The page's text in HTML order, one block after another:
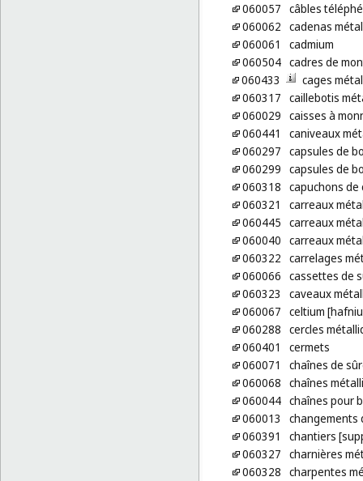
060057 câbles
060062 cadenas
060061
cadmium
060504 cadres de
060433
cages
060317 caillebotis
060029 caisses à
060441
caniveaux
060297 capsules de
060299 capsules de
060318 capuchons
060321
carreaux
060445 carreaux
060040 carreaux
060322 carrelages
060066 cassettes de
060323
caveaux
060067 celtium
060288 cercles
060401
cermets
060071
chaînes de
060068 chaînes
060044 chaînes pour
060013
changements
060391
chantiers
060327 charnières
060328 charpentes